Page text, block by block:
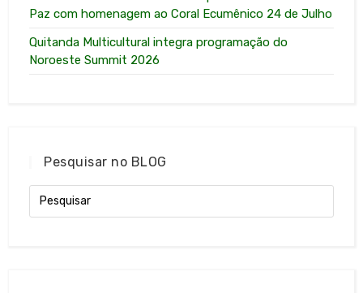
Paz com homenagem ao Coral Ecumênico 24 de Julho
Quitanda Multicultural integra programação do
Noroeste Summit 2026
Pesquisar no BLOG